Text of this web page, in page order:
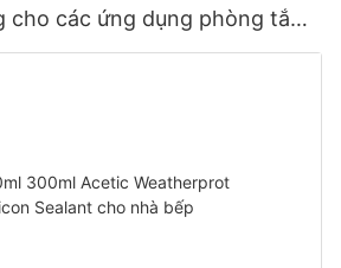
cho các ứng dụng phòng tắm